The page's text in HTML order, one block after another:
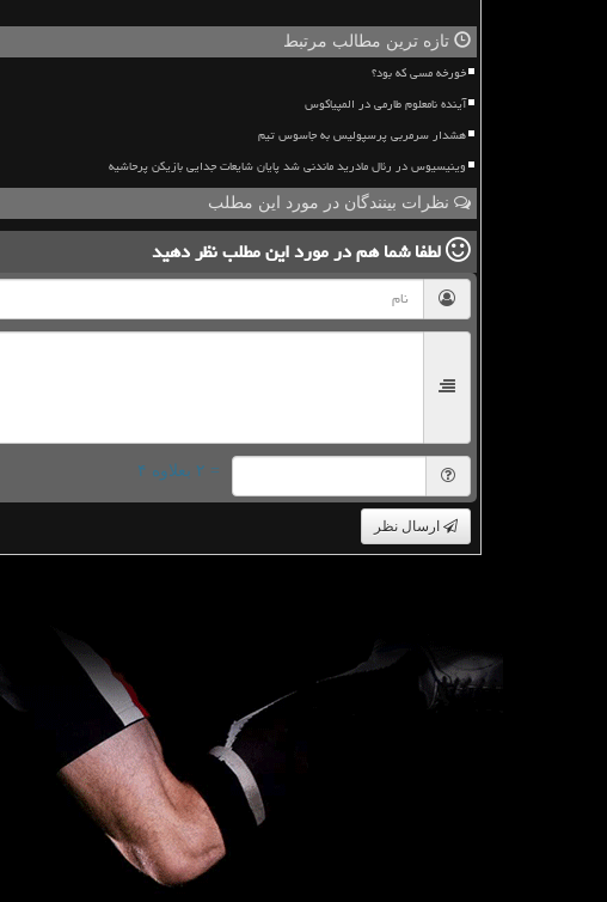
تازه ترین مطالب مرتبط
خورخه مسی که بود؟
آینده نامعلوم طارمی در المپیاکوس
هشدار سرمربی پرسپولیس به جاسوس تیم
وینیسیوس در رئال مادرید ماندنی شد پایان شایعات جدایی بازیکن پرحاشیه
نظرات بینندگان در مورد این مطلب
لطفا شما همدر مورد این مطلبنظر دهید
= ۲ بعلاوه ۴
ارسال نظر